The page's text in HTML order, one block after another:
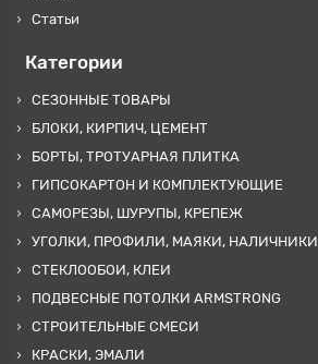
Статьи
Категории
СЕЗОННЫЕ ТОВАРЫ
БЛОКИ, КИРПИЧ, ЦЕМЕНТ
БОРТЫ, ТРОТУАРНАЯ ПЛИТКА
ГИПСОКАРТОН И КОМПЛЕКТУЮЩИЕ
САМОРЕЗЫ, ШУРУПЫ, КРЕПЕЖ
УГОЛКИ, ПРОФИЛИ, МАЯКИ, НАЛИЧНИКИ
СТЕКЛООБОИ, КЛЕИ
ПОДВЕСНЫЕ ПОТОЛКИ ARMSTRONG
СТРОИТЕЛЬНЫЕ СМЕСИ
КРАСКИ, ЭМАЛИ